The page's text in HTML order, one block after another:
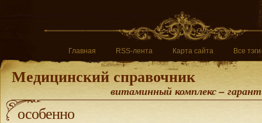
Главная RSS-лента Карта сайта Все тэги
Медицинский справочник
витаминный комплекс –
особенно